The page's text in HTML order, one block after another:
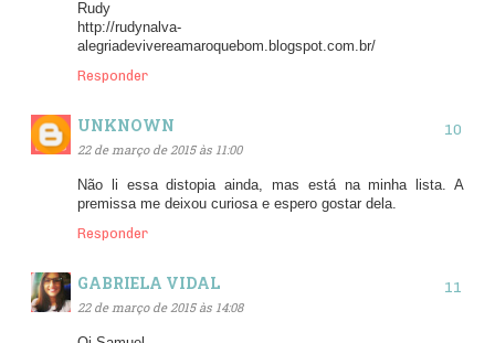
Rudy
http://rudynalva-
alegriadevivereamaroquebom.blogspot.com.br/
Responder
UNKNOWN
22 de março de 2015 às 11:00
Não li essa distopia ainda, mas está na minha lista. A
premissa me deixou curiosa e espero gostar dela.
Responder
GABRIELA VIDAL
22 de março de 2015 às 14:08